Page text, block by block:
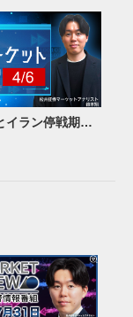
日銀利上げとイラン停戦期待が米ドル/円の上値を抑えるか？